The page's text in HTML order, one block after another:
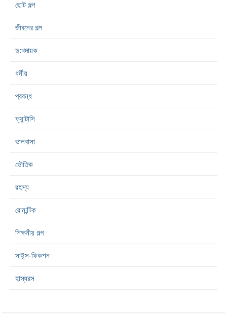
ছোট গল্প
জীবনের গল্প
দু:খদায়ক
ধর্মীয়
প্রবন্ধ
ফ্যান্টাসি
ভালবাসা
ভৌতিক
রহস্য
রোমান্টিক
শিক্ষনীয় গল্প
সাইন্স-ফিকশন
হাস্যরস